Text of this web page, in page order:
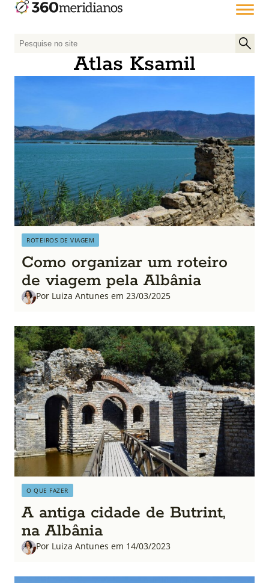
P
s
a
p
o
r
:
Atlas Ksamil
ROTEIROS DE VIAGEM
Como organizar um roteiro
de viagem pela Albânia
Por Luiza Antunes em 23/03/2025
O QUE FAZER
A antiga cidade de Butrint,
na Albânia
Por Luiza Antunes em 14/03/2023